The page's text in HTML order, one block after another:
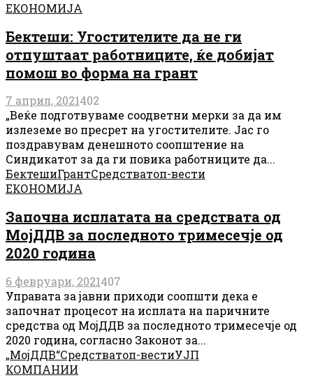
ЕКОНОМИЈА
Бектеши: Угостителите да не ги
отпуштаат работниците, ќе добијат
помош во форма на грант
7 април, 2021402
„Веќе подготвуваме соодветни мерки за да им
излеземе во пресрет на угостителите. Јас го
поздравувам денешното соопштение на
Синдикатот за да ги повика работниците да...
БектешиГрантСредстватоп-вести
ЕКОНОМИЈА
Започна исплатата на средствата од
МојДДВ за последното тримесечје од
2020 година
6 февруари, 2021407
Управата за јавни приходи соопшти дека е
започнат процесот на исплата на паричните
средства од МојДДВ за последното тримесечје од
2020 година, согласно Законот за...
„МојДДВ“Средстватоп-вестиУЈП
КОМПАНИИ